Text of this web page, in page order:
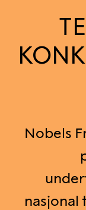
Nobels
nasjonal